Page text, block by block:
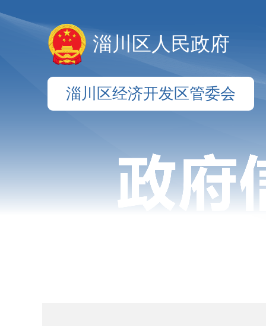
淄川区人民政府
淄川区经济开发区管委会